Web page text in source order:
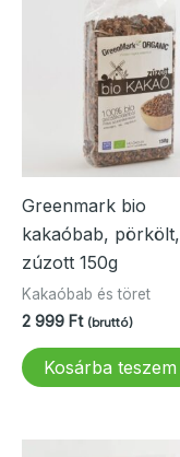
Greenmark bio
kakaóbab, pörkölt,
zúzott 150g
Kakaóbab és töret
2 999 Ft (bruttó)
Kosárba teszem